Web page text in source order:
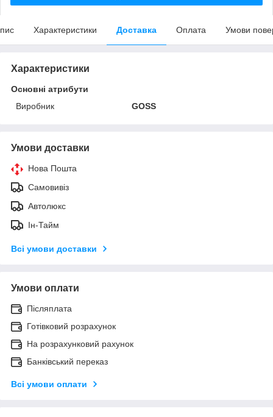
Характеристики Доставка Оплата Умови
Характеристики
Основні атрибути
Виробник
GOSS
Умови доставки
Нова Пошта
Самовивіз
Автолюкс
Ін-Тайм
Всі умови доставки
Умови оплати
Післяплата
Готівковий розрахунок
На розрахунковий рахунок
Банківський переказ
Всі умови оплати